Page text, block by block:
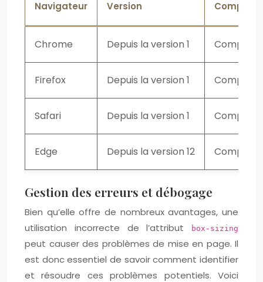
Navigateur Version
Chrome Depuis la version 1
Firefox Depuis la version 1
Safari Depuis la version 1
Edge Depuis la version 12
Gestion des erreurs et débogage
Bien qu’elle offre de nombreux avantages, une
utilisation incorrecte de l’attribut
box-sizing
peut causer des problèmes de mise en page. Il
est donc essentiel de savoir comment identifier
et résoudre ces problèmes potentiels. Voici